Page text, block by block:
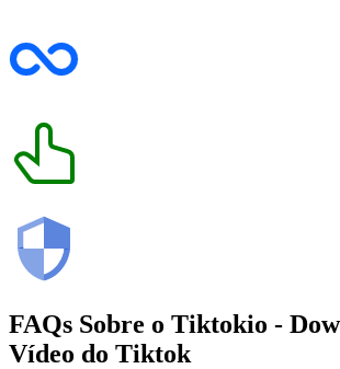
FAQs Sobre o Tiktokio -
Vídeo do Tiktok